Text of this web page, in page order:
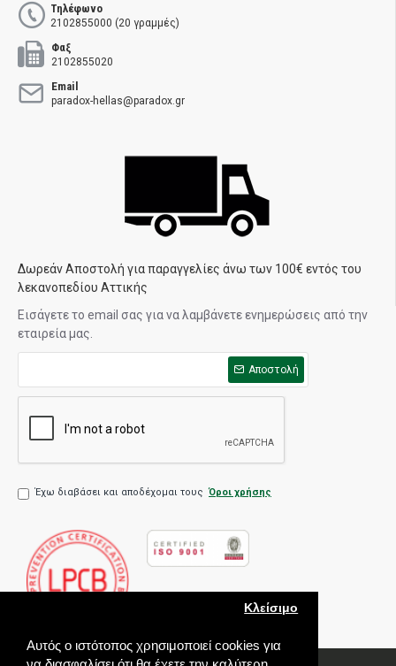
Αυτός ο ιστότοπος χρησιμοποιεί cookies για
Κλείσιμο
Τηλέφωνο
2102855000 (20 γραμμές)
Φαξ
2102855020
Email
paradox-hellas@paradox.gr
Δωρεάν Αποστολή για παραγγελίες άνω των 100€ εντός του
λεκανοπεδίου Αττικής
Εισάγετε το email σας για να λαμβάνετε ενημερώσεις από την
εταιρεία μας.
Αποστολή
Έχω διαβάσει και αποδέχομαι τους Όροι χρήσης